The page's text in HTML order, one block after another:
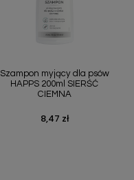
Szampon myjący dla psów
HAPPS 200ml SIERŚĆ
CIEMNA
Cena
8,47 zł